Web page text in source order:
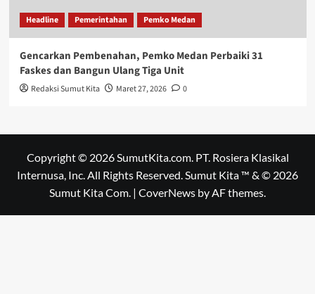
Headline Pemerintahan Pemko Medan
Gencarkan Pembenahan, Pemko Medan Perbaiki 31
Faskes dan Bangun Ulang Tiga Unit
Redaksi Sumut Kita Maret 27, 2026 0
Copyright © 2026 SumutKita.com. PT. Rosiera Klasikal
Internusa, Inc. All Rights Reserved. Sumut Kita ™ & © 2026
Sumut Kita Com. | CoverNews by AF themes.